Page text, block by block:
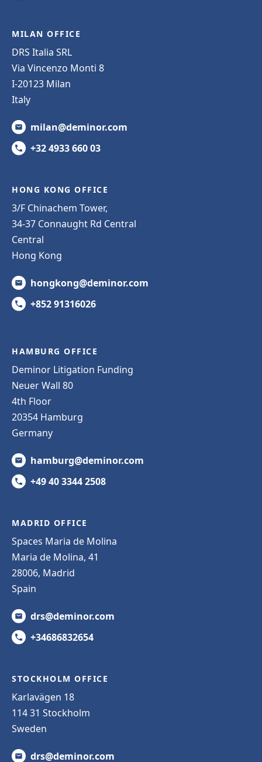
MILAN OFFICE
DRS Italia SRL
Via Vincenzo Monti 8
I-20123 Milan
Italy
milan@deminor.com
+32 4933 660 03
HONG KONG OFFICE
3/F Chinachem Tower,
34-37 Connaught Rd Central
Central
Hong Kong
hongkong@deminor.com
+852 91316026
HAMBURG OFFICE
Deminor Litigation Funding
Neuer Wall 80
4th Floor
20354 Hamburg
Germany
hamburg@deminor.com
+49 40 3344 2508
MADRID OFFICE
Spaces Maria de Molina
Maria de Molina, 41
28006, Madrid
Spain
drs@deminor.com
+34686832654
STOCKHOLM OFFICE
Karlavägen 18
114 31 Stockholm
Sweden
drs@deminor.com